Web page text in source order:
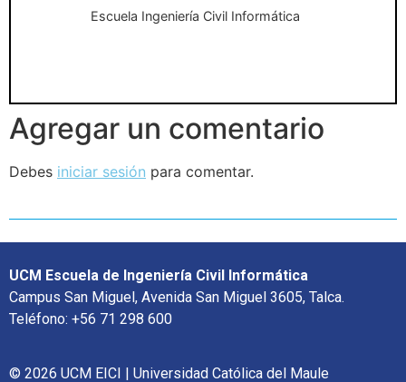
Escuela Ingeniería Civil Informática
Agregar un comentario
Debes iniciar sesión para comentar.
UCM Escuela de Ingeniería Civil Informática
Campus San Miguel, Avenida San Miguel 3605, Talca.
Teléfono: +56 71 298 600
© 2026 UCM EICI | Universidad Católica del Maule